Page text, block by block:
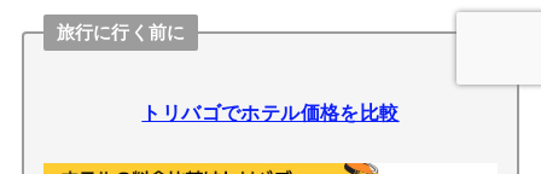
旅行に行く前に
トリバゴでホテル価格を比較